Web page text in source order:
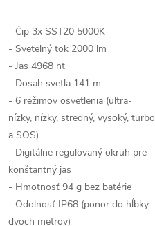
- Čip 3x SST20 5000K
- Svetelný tok 2000 lm
- Jas 4968 nt
- Dosah svetla 141 m
- 6 režimov osvetlenia (ultra-
nízky, nízky, stredný, vysoký, turbo
a SOS)
- Digitálne regulovaný okruh pre
konštantný jas
- Hmotnosť 94 g bez batérie
- Odolnosť IP68 (ponor do hĺbky
dvoch metrov)